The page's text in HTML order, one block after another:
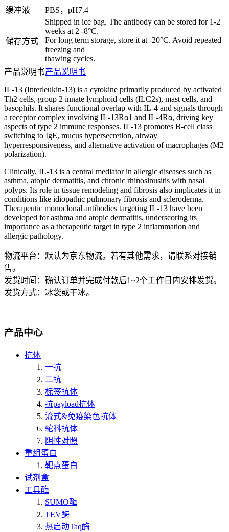
缓冲液 PBS，pH7.4
储存方式
Shipped in ice bag. The antibody can be stored for 1-2
weeks at 2 -8°C.
For long term storage, store it at -20°C. Avoid repeated
freezing and
thawing cycles.
产品说明书产品说明书
IL-13 (Interleukin-13) is a cytokine primarily produced by activated
Th2 cells, group 2 innate lymphoid cells (ILC2s), mast cells, and
basophils. It shares functional overlap with IL-4 and signals through
a receptor complex involving IL-13Rα1 and IL-4Rα, driving key
aspects of type 2 immune responses. IL-13 promotes B-cell class
switching to IgE, mucus hypersecretion, airway
hyperresponsiveness, and alternative activation of macrophages (M2
polarization).
Clinically, IL-13 is a central mediator in allergic diseases such as
asthma, atopic dermatitis, and chronic rhinosinusitis with nasal
polyps. Its role in tissue remodeling and fibrosis also implicates it in
conditions like idiopathic pulmonary fibrosis and scleroderma.
Therapeutic monoclonal antibodies targeting IL-13 have been
developed for asthma and atopic dermatitis, underscoring its
importance as a therapeutic target in type 2 inflammation and
allergic pathology.
物流平台：默认为京东物流。若有其他需求，请联系对接销
售。
发货时间：确认订单并完成付款后1~2个工作日内安排发货。
发货方式：冰袋或干冰。
产品中心
抗体
一抗
二抗
标签抗体
抗payload抗体
流式&免疫染色抗体
驼科抗体
阴性对照
重组蛋白
靶点蛋白
试剂盒
工具酶
SUMO酶
TEV酶
热启动Taq酶